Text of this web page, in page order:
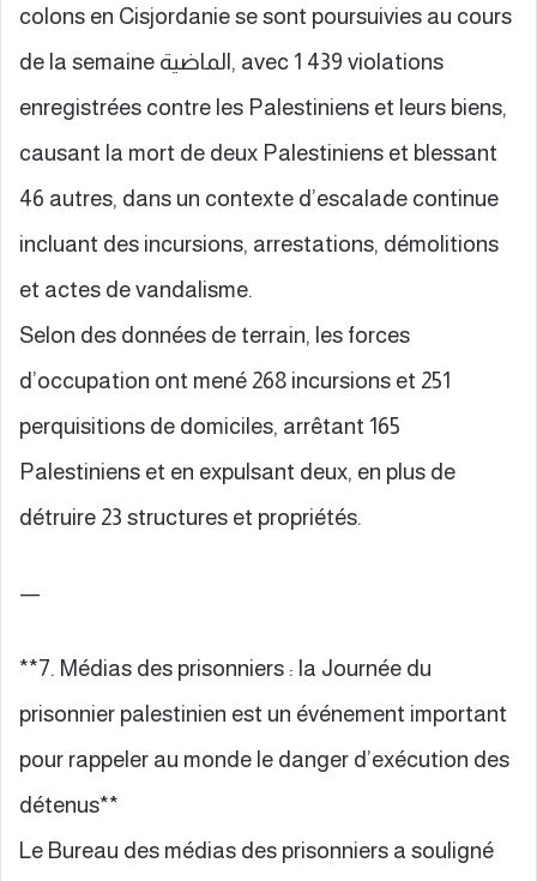
colons en Cisjordanie se sont poursuivies au cours
de la semaine الماضية, avec 1 439 violations
enregistrées contre les Palestiniens et leurs biens,
causant la mort de deux Palestiniens et blessant
46 autres, dans un contexte d’escalade continue
incluant des incursions, arrestations, démolitions
et actes de vandalisme.
Selon des données de terrain, les forces
d’occupation ont mené 268 incursions et 251
perquisitions de domiciles, arrêtant 165
Palestiniens et en expulsant deux, en plus de
détruire 23 structures et propriétés.
—
**7. Médias des prisonniers : la Journée du
prisonnier palestinien est un événement important
pour rappeler au monde le danger d’exécution des
détenus**
Le Bureau des médias des prisonniers a souligné